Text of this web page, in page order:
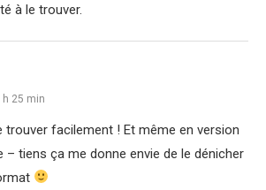
à le trouver.
h 25 min
trouver facilement ! Et même en version
– tiens ça me donne envie de le dénicher